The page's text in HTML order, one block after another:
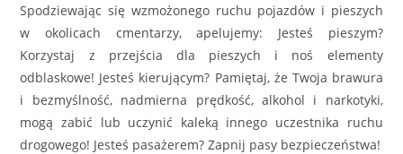
Spodziewając się wzmożonego ruchu pojazdów i pieszych
w okolicach cmentarzy, apelujemy: Jesteś pieszym?
Korzystaj z przejścia dla pieszych i noś elementy
odblaskowe! Jesteś kierującym? Pamiętaj, że Twoja brawura
i bezmyślność, nadmierna prędkość, alkohol i narkotyki,
mogą zabić lub uczynić kaleką innego uczestnika ruchu
drogowego! Jesteś pasażerem? Zapnij pasy bezpieczeństwa!